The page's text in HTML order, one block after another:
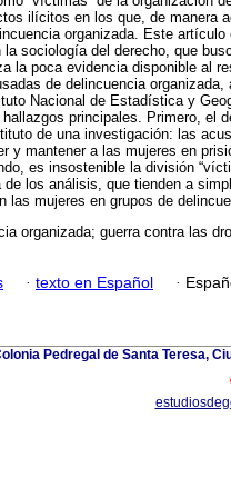
ilícitos en los que, de manera
organizada. Este artículo
la sociología del derecho, que
la poca evidencia disponible al
de delincuencia
Nacional de Estadística y
principales. Primero, el
de una investigación: las
y mantener a las mujeres en
es insostenible la división
los análisis, que tienden a
las mujeres en grupos de
organizada; guerra contra las
· texto en Español ·
Pedregal de Santa Teresa,